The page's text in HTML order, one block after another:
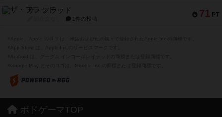
71 PT
ザ・フラッド
1件の投稿
ボドゲーマTOP